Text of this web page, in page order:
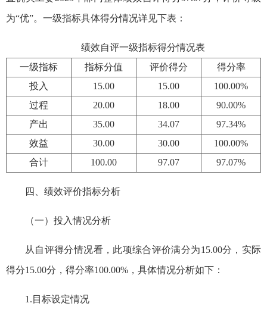
为“优”。一级指标具体得分情况详见下表：
绩效自评一级指标得分情况表
一级指标
指标分值 评价得分
得分率
投入
15.00 15.00
100.00%
过程
20.00 18.00
90.00%
产出
35.00 34.07
97.34%
效益
30.00 30.00
100.00%
合计
100.00 97.07 97.07%
四、绩效评价指标分析
（一）投入情况分析
从自评得分情况看，此项综合评价满分为15.00分，实际
得分15.00分，得分率100.00%，具体情况分析如下：
1.目标设定情况